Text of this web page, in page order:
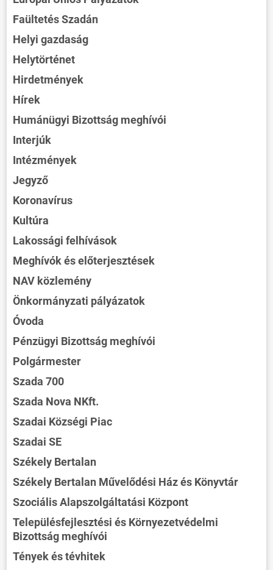
Faültetés Szadán
Helyi gazdaság
Helytörténet
Hirdetmények
Hírek
Humánügyi Bizottság meghívói
Interjúk
Intézmények
Jegyző
Koronavírus
Kultúra
Lakossági felhívások
Meghívók és előterjesztések
NAV közlemény
Önkormányzati pályázatok
Óvoda
Pénzügyi Bizottság meghívói
Polgármester
Szada 700
Szada Nova NKft.
Szadai Községi Piac
Szadai SE
Székely Bertalan
Székely Bertalan Művelődési Ház és Könyvtár
Szociális Alapszolgáltatási Központ
Településfejlesztési és Környezetvédelmi
Bizottság meghívói
Tények és tévhitek